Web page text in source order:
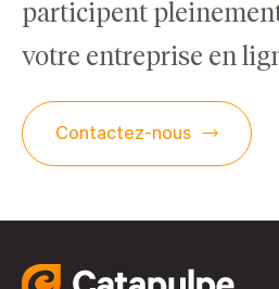
participent
votre entreprise en
Contactez-nous